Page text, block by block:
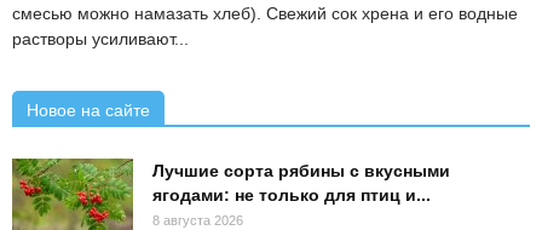
смесью можно намазать хлеб). Свежий сок хрена и его водные
растворы усиливают...
Новое на сайте
Лучшие сорта рябины с вкусными
ягодами: не только для птиц и...
8 августа 2026